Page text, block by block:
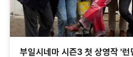
부일시네마 시즌3 첫 상영작 '